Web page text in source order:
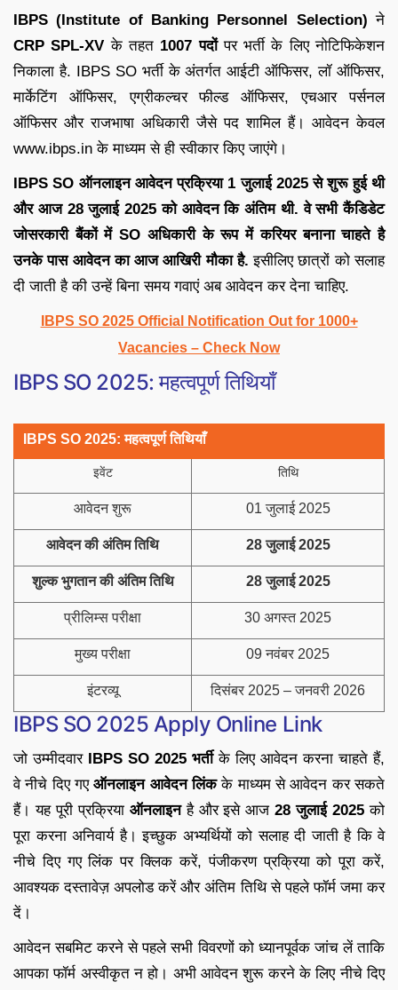
IBPS (Institute of Banking Personnel Selection) ने
CRP SPL-XV के तहत 1007 पदोंपर भर्ती के लिए नोटिफिकेशन
निकाला है. IBPS SO भर्ती के अंतर्गत आईटी ऑफिसर, लॉ ऑफिसर,
मार्केटिंग ऑफिसर, एग्रीकल्चर फील्ड ऑफिसर, एचआर पर्सनल
ऑफिसर और राजभाषा अधिकारी जैसे पद शामिल हैं। आवेदन केवल
www.ibps.in के माध्यम से ही स्वीकार किए जाएंगे।
IBPS SO ऑनलाइन आवेदन प्रक्रिया 1 जुलाई 2025 से शुरू हुई थी
और आज 28 जुलाई 2025 को आवेदन कि अंतिम थी. वे सभी कैंडिडेट
जोसरकारी बैंकों में SO अधिकारी के रूप में करियर बनाना चाहते है
उनके पास आवेदन का आज आखिरी मौका है.इसीलिए छात्रों को सलाह
दी जाती है की उन्हें बिना समय गवाएं अब आवेदन कर देना चाहिए.
IBPS SO 2025 Official Notification Out for 1000+
Vacancies – Check Now
IBPS SO 2025: महत्वपूर्ण तिथियाँ
IBPS SO 2025: महत्वपूर्ण तिथियाँ
इवेंट तिथि
आवेदन शुरू 01 जुलाई 2025
आवेदन की अंतिम तिथि 28 जुलाई 2025
शुल्क भुगतान की अंतिम तिथि 28 जुलाई 2025
प्रीलिम्स परीक्षा 30 अगस्त 2025
मुख्य परीक्षा 09 नवंबर 2025
इंटरव्यू दिसंबर 2025 – जनवरी 2026
IBPS SO 2025 Apply Online Link
जो उम्मीदवार IBPS SO 2025 भर्तीके लिए आवेदन करना चाहते हैं,
वे नीचे दिए गएऑनलाइन आवेदन लिंकके माध्यम से आवेदन कर सकते
हैं। यह पूरी प्रक्रिया ऑनलाइनहै और इसे आज28 जुलाई 2025 को
पूरा करना अनिवार्य है। इच्छुक अभ्यर्थियों को सलाह दी जाती है कि वे
नीचे दिए गए लिंक पर क्लिक करें, पंजीकरण प्रक्रिया को पूरा करें,
आवश्यक दस्तावेज़ अपलोड करें और अंतिम तिथि से पहले फॉर्म जमा कर
दें।
आवेदन सबमिट करने से पहले सभी विवरणों को ध्यानपूर्वक जांच लें ताकि
आपका फॉर्म अस्वीकृत न हो। अभी आवेदन शुरू करने के लिए नीचे दिए